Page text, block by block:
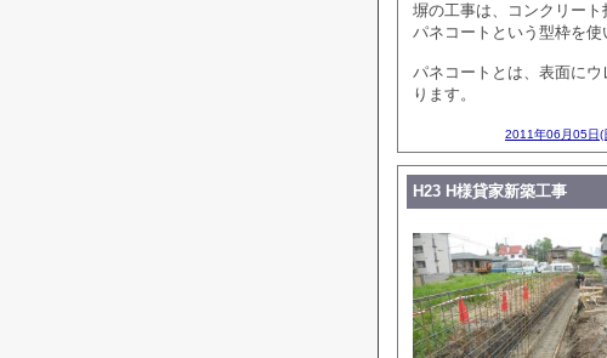
塀の工事は、コンクリー
パネコートという型枠を使
パネコートとは、表面に
ります。
2011年06月05日(
H23 H様貸家新築工事